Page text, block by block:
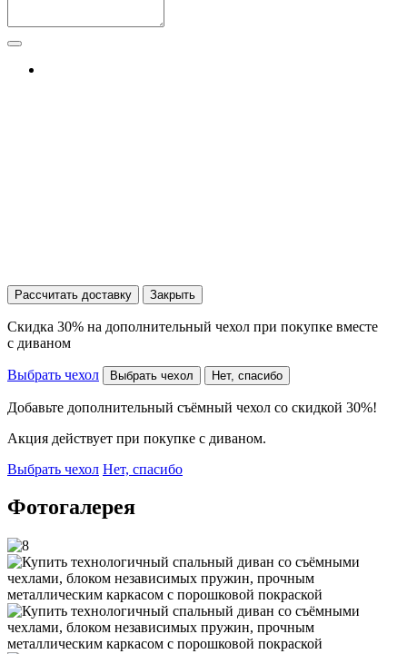
Рассчитать доставку Закрыть
Скидка 30% на дополнительный чехол при покупке вместе
с диваном
Выбрать чехол Выбрать чехол Нет, спасибо
Добавьте дополнительный съёмный чехол со скидкой 30%!
Акция действует при покупке с диваном.
Выбрать чехол Нет, спасибо
Фотогалерея